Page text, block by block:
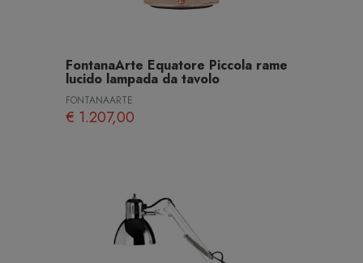
FontanaArte Equatore Piccola rame
lucido lampada da tavolo
FONTANAARTE
€ 1.207,00